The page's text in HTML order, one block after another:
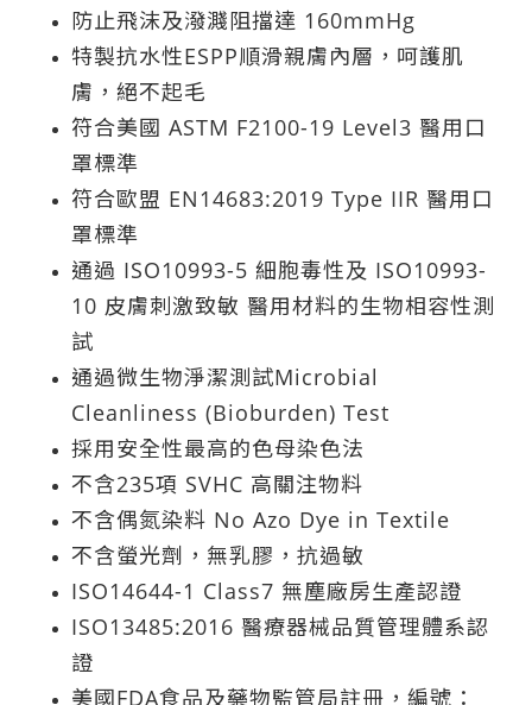
防止飛沫及潑濺阻擋達 160mmHg
特製抗水性ESPP順滑親膚內層，呵護肌
膚，絕不起毛
符合美國 ASTM F2100-19 Level3 醫用口
罩標準
符合歐盟 EN14683:2019 Type IIR 醫用口
罩標準
通過 ISO10993-5 細胞毒性及 ISO10993-
10 皮膚刺激致敏 醫用材料的生物相容性測
試
通過微生物淨潔測試Microbial
Cleanliness (Bioburden) Test
採用安全性最高的色母染色法
不含235項 SVHC 高關注物料
不含偶氮染料 No Azo Dye in Textile
不含螢光劑，無乳膠，抗過敏
ISO14644-1 Class7 無塵廠房生產認證
ISO13485:2016 醫療器械品質管理體系認
證
美國FDA食品及藥物監管局註冊，編號：